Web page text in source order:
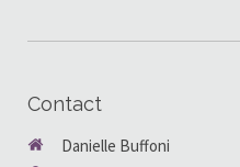
Contact
Danielle Buffoni